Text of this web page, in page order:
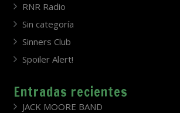
RNR Radio
Sin categoría
Sinners Club
Spoiler Alert!
Entradas recientes
JACK MOORE BAND